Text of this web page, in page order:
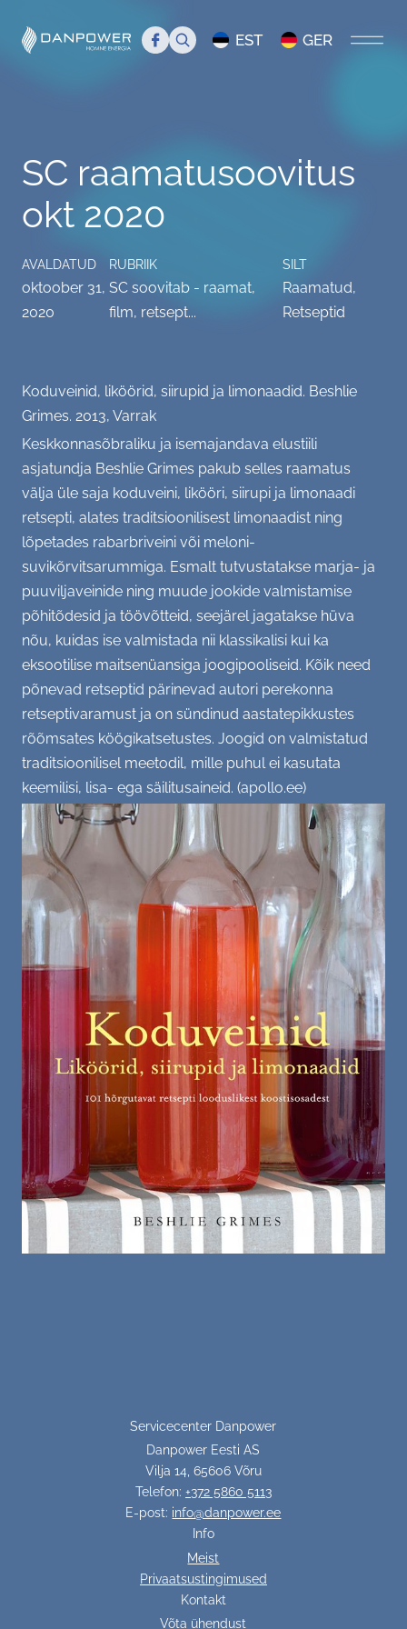
MEIST
Juhtkond
Danpower meedias
Liikmed
KKK
BLOGI
Servicecenter Danpower
Info
(Kodu)kontor, (vaimne) tervis
SC soovitab - raamat, film, retsept...
GALERII
Tiim
Üritused
Büroo
Aktsioonid
Varia
KONTAKT
Search EST GER
SC raamatusoovitus
okt 2020
AVALDATUD
oktoober 31,
2020
RUBRIIK
SC soovitab - raamat,
film, retsept...
SILT
Raamatud,
Retseptid
Koduveinid, liköörid, siirupid ja limonaadid. Beshlie
Grimes. 2013, Varrak
Keskkonnasõbraliku ja isemajandava elustiili
asjatundja Beshlie Grimes pakub selles raamatus
välja üle saja koduveini, likööri, siirupi ja limonaadi
retsepti, alates traditsioonilisest limonaadist ning
lõpetades rabarbriveini või meloni-
suvikõrvitsarummiga. Esmalt tutvustatakse marja- ja
puuviljaveinide ning muude jookide valmistamise
põhitõdesid ja töövõtteid, seejärel jagatakse hüva
nõu, kuidas ise valmistada nii klassikalisi kui ka
eksootilise maitsenüansiga joogipooliseid. Kõik need
põnevad retseptid pärinevad autori perekonna
retseptivaramust ja on sündinud aastatepikkustes
rõõmsates köögikatsetustes. Joogid on valmistatud
traditsioonilisel meetodil, mille puhul ei kasutata
keemilisi, lisa- ega säilitusaineid. (apollo.ee)
Servicecenter Danpower
Danpower Eesti AS
Vilja 14, 65606 Võru
Telefon: +372 5860 5113
E-post: info@danpower.ee
Info
Meist
Privaatsustingimused
Kontakt
Võta ühendust